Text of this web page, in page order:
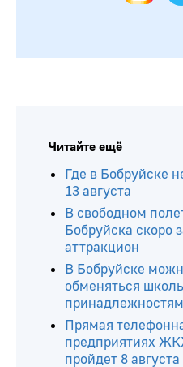
Читайте ещё
Где в Бобруйске
13 августа
В свободном
Бобруйска скоро
аттракцион